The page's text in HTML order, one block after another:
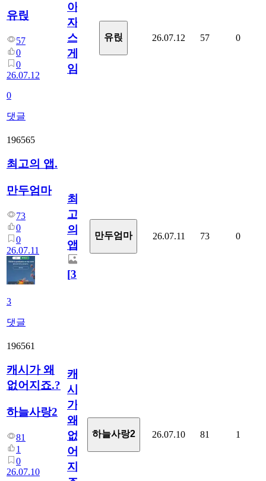
유릱
57
0
0
26.07.12
0
댓글
아
자
스
게
임?
유릱 26.07.12 57 0
196565
최고의 앱.
만두엄마
73
0
0
26.07.11
3
댓글
최
고
의
앱.
[3]
만두엄마 26.07.11 73 0
196561
캐시가 왜
없어지죠.?
하늘사랑2
81
1
0
26.07.10
캐
시
가
왜
없
어
지
하늘사랑2 26.07.10 81 1